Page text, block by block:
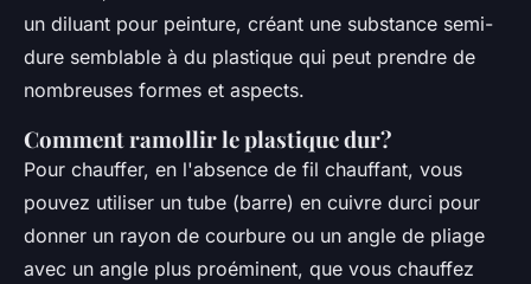
un diluant pour peinture, créant une substance semi-
dure semblable à du plastique qui peut prendre de
nombreuses formes et aspects.
Comment ramollir le plastique dur?
Pour chauffer, en l'absence de fil chauffant, vous
pouvez utiliser un tube (barre) en cuivre durci pour
donner un rayon de courbure ou un angle de pliage
avec un angle plus proéminent, que vous chauffez